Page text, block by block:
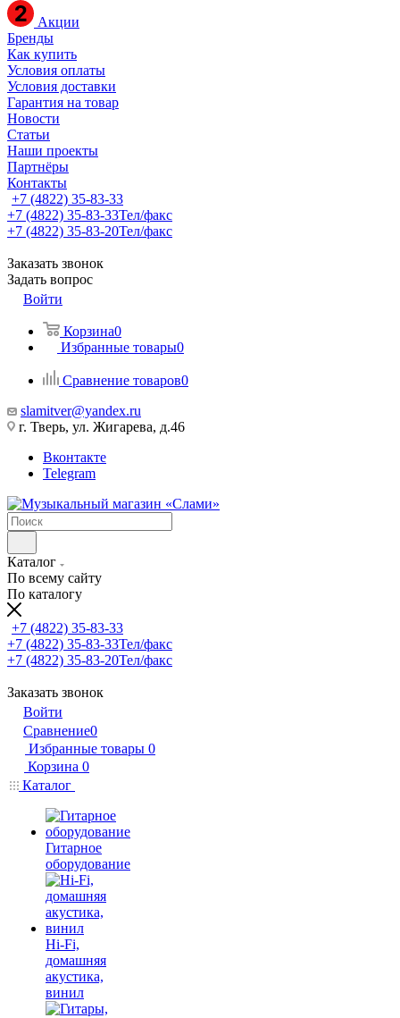
Акции
Бренды
Как купить
Условия оплаты
Условия доставки
Гарантия на товар
Новости
Статьи
Наши проекты
Партнёры
Контакты
+7 (4822) 35-83-33
+7 (4822) 35-83-33Тел/факс
+7 (4822) 35-83-20Тел/факс
Заказать звонок
Задать вопрос
Войти
Корзина0
Избранные товары0
Сравнение товаров0
slamitver@yandex.ru
г. Тверь, ул. Жигарева, д.46
Вконтакте
Telegram
Каталог
По всему сайту
По каталогу
+7 (4822) 35-83-33
+7 (4822) 35-83-33Тел/факс
+7 (4822) 35-83-20Тел/факс
Заказать звонок
Войти
Сравнение0
Избранные товары 0
Корзина 0
Каталог
Гитарное
оборудование
Hi-Fi,
домашняя
акустика,
винил